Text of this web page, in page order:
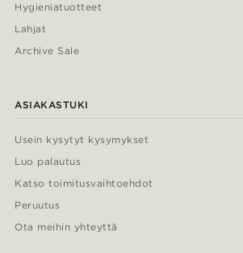
Hygieniatuotteet
Lahjat
Archive Sale
ASIAKASTUKI
Usein kysytyt kysymykset
Luo palautus
Katso toimitusvaihtoehdot
Peruutus
Ota meihin yhteyttä